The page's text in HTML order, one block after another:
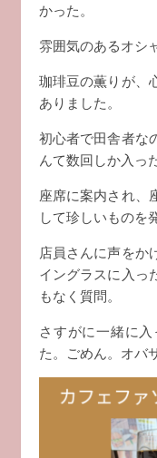
かった。
雰囲気のあるオシ
珈琲豆の薫りが、
ありました。
初心者で田舎者な
んて数回しか入っ
座席に案内され、
して珍しいものを
店員さんに声をか
イングラスに入っ
もなく質問。
さすがに一緒に
た。ごめん。オバ